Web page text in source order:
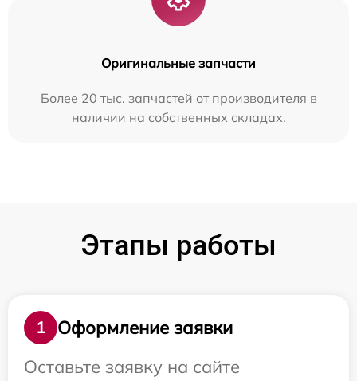
Оригинальные запчасти
Более 20 тыс. запчастей от производителя в
наличии на собственных складах.
Этапы работы
1
Оформление заявки
Оставьте заявку на сайте